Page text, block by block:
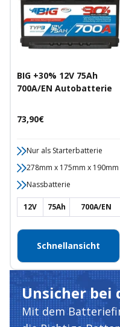
BIG +30% 12V 75Ah
700A/EN Autobatterie
Angebotspreis
73,90€
Nur als Starterbatterie
278mm x 175mm x 190mm
Nassbatterie
12V 75Ah 700A/EN
Schnellansicht
Unsicher bei
Mit dem